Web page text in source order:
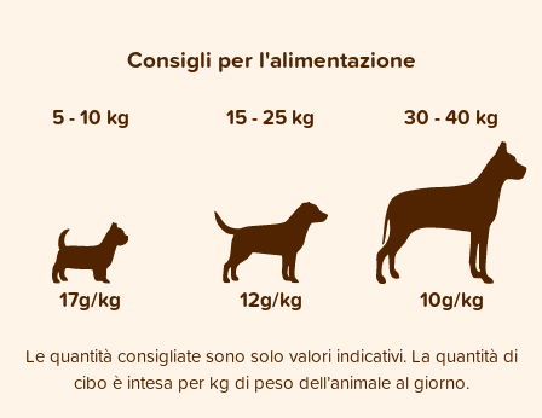
Consigli per l'alimentazione
5 - 10 kg 15 - 25 kg 30 - 40 kg
17g/kg 12g/kg 10g/kg
Le quantità consigliate sono solo valori indicativi. La quantità di
cibo è intesa per kg di peso dell’animale al giorno.